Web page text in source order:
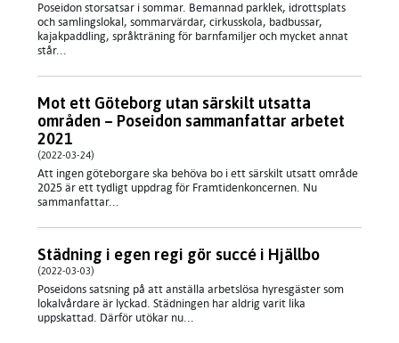
Poseidon storsatsar i sommar. Bemannad parklek, idrottsplats
och samlingslokal, sommarvärdar, cirkusskola, badbussar,
kajakpaddling, språkträning för barnfamiljer och mycket annat
står...
Mot ett Göteborg utan särskilt utsatta
områden – Poseidon sammanfattar arbetet
2021
(2022-03-24)
Att ingen göteborgare ska behöva bo i ett särskilt utsatt område
2025 är ett tydligt uppdrag för Framtidenkoncernen. Nu
sammanfattar...
Städning i egen regi gör succé i Hjällbo
(2022-03-03)
Poseidons satsning på att anställa arbetslösa hyresgäster som
lokalvårdare är lyckad. Städningen har aldrig varit lika
uppskattad. Därför utökar nu...